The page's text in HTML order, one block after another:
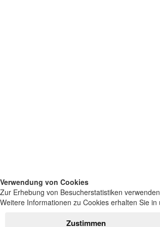
Verwendung von Cookies
Zur Erhebung von Besucherstatistiken
Weitere Informationen zu Cookies erhalten Sie in
Zustimmen